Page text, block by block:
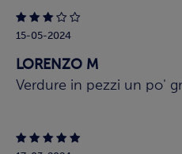
15-05-2024
LORENZO M
Verdure in pezzi un po'